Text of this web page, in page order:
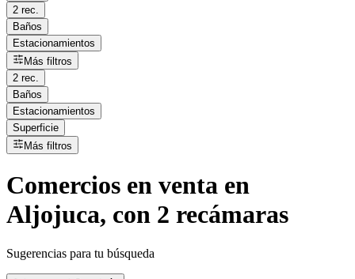
2 rec.
Baños
Estacionamientos
Más filtros
2 rec.
Baños
Estacionamientos
Superficie
Más filtros
Comercios en venta en
Aljojuca, con 2 recámaras
Sugerencias para tu búsqueda